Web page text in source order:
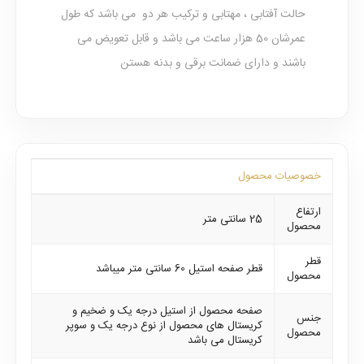
حالت آفتابی ، مهتابی و ترکیب هر دو می باشد که طول
عمرشان 50 هزار ساعت می باشد و قابل تعویض می
باشند و دارای ضمانت برقی و بدنه هستن
خصوصیات محصول
ارتفاع
محصول
25 سانتی متر
قطر
محصول
قطر صفحه استیل 60 سانتی متر میباشد
جنس
محصول
صفحه محصول از استیل درجه یک و ضخیم و
کریستال های محصول از نوع درجه یک و سوپر
کریستال می باشد